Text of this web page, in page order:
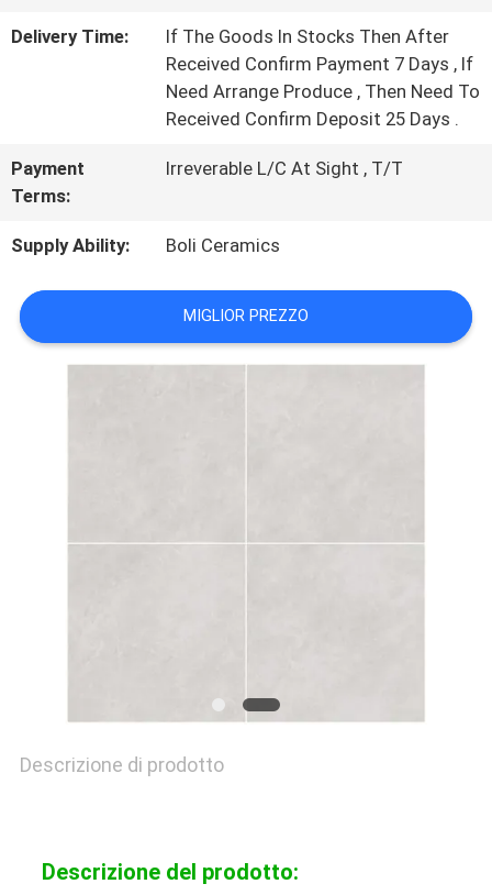
QUALITÀ
CONTATTACI
CHIEDI UN
MAPPA
DEL
Delivery Time:
If The Goods In Stocks Then After
Received Confirm Payment 7 Days , If
Need Arrange Produce , Then Need To
Received Confirm Deposit 25 Days .
Payment
Terms:
Irreverable L/C At Sight , T/T
Supply Ability: Boli Ceramics
MIGLIOR PREZZO
Descrizione di prodotto
Descrizione del prodotto: